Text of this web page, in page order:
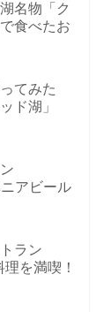
名物「ク
食べたお
てみた
ド湖」
アビール
ラン
を満喫！